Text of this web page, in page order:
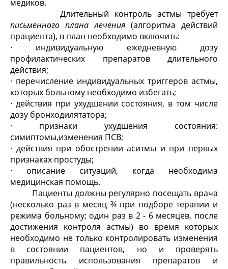
медиков.
Длительный контроль астмы требует
письменного плана лечения (алгоритма действий
прациента), в план необходимо включить:
· индивидуальную ежедневную дозу
профилактических препаратов длительного
действия;
· перечисление индивидуальных триггеров астмы,
которых больному необходимо избегать;
· действия при ухудшении состояния, в том числе
дозу бронходилятатора;
· признаки ухудшения состояния:
симиптомы,изменения ПСВ;
· действия при обострении аситмы и при первых
признаках простуды;
· описание ситуаций, когда необходима
медицинская помощь.
Пациенты должны регулярно посещать врача
(несколько раз в месяц ¾ при подборе терапии и
режима больному; один раз в 2 - 6 месяцев, после
достижения контроля астмы) во время которых
необходимо не только контролировать изменения
в состоянии пациентов, но и проверять
правильность использования препаратов и